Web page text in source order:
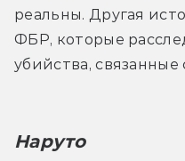
реальны. Другая
ФБР, которые
убийства,
Наруто